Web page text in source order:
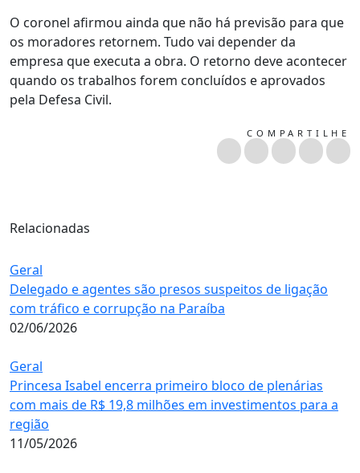
O coronel afirmou ainda que não há previsão para que
os moradores retornem. Tudo vai depender da
empresa que executa a obra. O retorno deve acontecer
quando os trabalhos forem concluídos e aprovados
pela Defesa Civil.
COMPARTILHE
Relacionadas
Geral
Delegado e agentes são presos suspeitos de ligação
com tráfico e corrupção na Paraíba
02/06/2026
Geral
Princesa Isabel encerra primeiro bloco de plenárias
com mais de R$ 19,8 milhões em investimentos para a
região
11/05/2026